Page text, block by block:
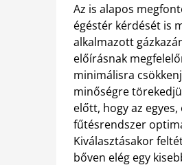
Az is alapos
égéstér kérdését is
alkalmazott
előírásnak
minimálisra
minőségre
előtt, hogy az
fűtésrendszer
Kiválasztásakor
bőven elég egy